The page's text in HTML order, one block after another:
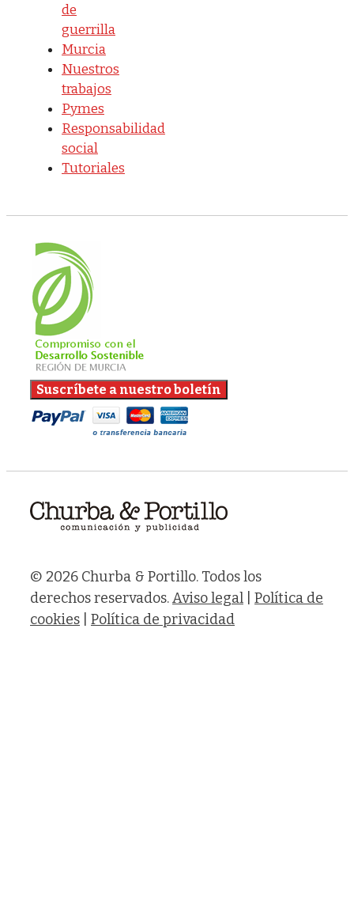
de
guerrilla
Murcia
Nuestros
trabajos
Pymes
Responsabilidad
social
Tutoriales
© 2026 Churba & Portillo. Todos los
derechos reservados.Aviso legal
Política de
cookies
Política de privacidad